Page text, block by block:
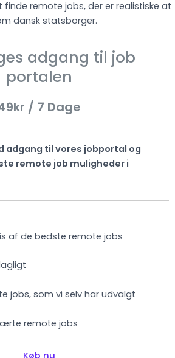
remote jobs, der er realistiske at
dansk statsborger.
adgang til job
portalen
/ 7 Dage
adgang til vores jobportal og
remote job muligheder i
af de bedste remote jobs
jobs, som vi selv har udvalgt
remote jobs
Køb nu